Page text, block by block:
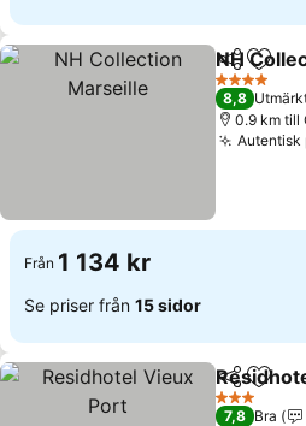
Dela
NH
4 Stjärnor
8,8
0.9 km till
Autentisk
Från 1 134 kr
Se priser från 15 sidor
Dela
3 Stjärnor
7,8 Bra